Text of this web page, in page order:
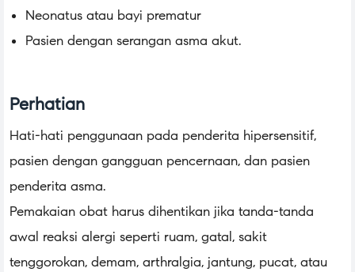
Neonatus atau bayi prematur
Pasien dengan serangan asma akut.
Perhatian
Hati-hati penggunaan pada penderita hipersensitif,
pasien dengan gangguan pencernaan, dan pasien
penderita asma.
Pemakaian obat harus dihentikan jika tanda-tanda
awal reaksi alergi seperti ruam, gatal, sakit
tenggorokan, demam, arthralgia, jantung, pucat, atau